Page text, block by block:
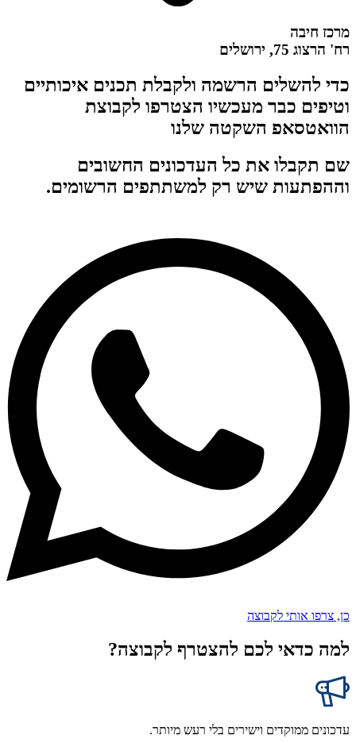
מרכז חיבה
רח' הרצוג 75, ירושלים
כדי להשלים הרשמה ולקבלת תכנים איכותיים
וטיפים כבר מעכשיו הצטרפו לקבוצת
הוואטסאפ השקטה שלנו
שם תקבלו את כל העדכונים החשובים
וההפתעות שיש רק למשתתפים הרשומים.
כן, צרפו אותי לקבוצה
למה כדאי לכם להצטרף לקבוצה?
עדכונים ממוקדים וישירים בלי רעש מיותר.